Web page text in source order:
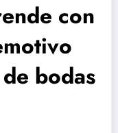
con
bodas